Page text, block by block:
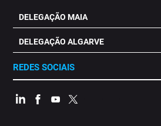
DELEGAÇÃO MAIA
DELEGAÇÃO ALGARVE
REDES SOCIAIS